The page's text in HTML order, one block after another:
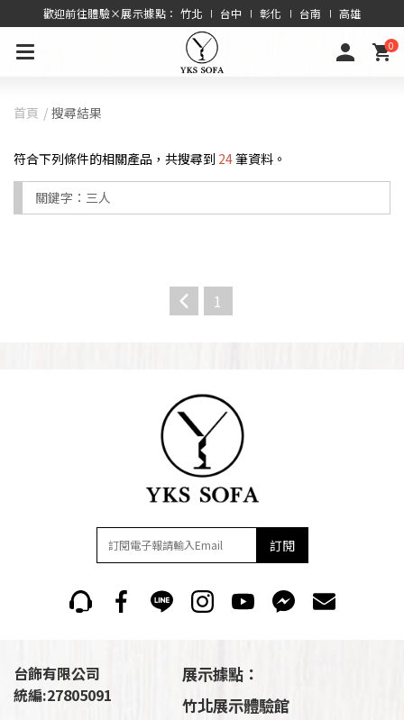
歡迎前往體驗×展示據點： 竹北 ∣ 台中 ∣ 彰化 ∣ 台南 ∣ 高雄
0
首頁 搜尋結果
符合下列條件的相關產品，共搜尋到 24筆資料。
關鍵字： 三人
1
訂閱
台飾有限公司
統編:27805091
展示據點：
竹北展示體驗館